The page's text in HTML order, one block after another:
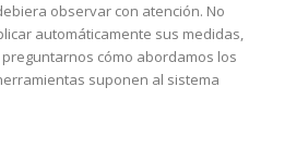
observar con atención. No
automáticamente sus medidas,
cómo abordamos los
suponen al sistema